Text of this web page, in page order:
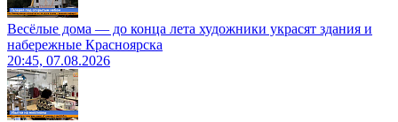
Весёлые дома — до конца лета художники украсят здания и
набережные Красноярска
20:45, 07.08.2026